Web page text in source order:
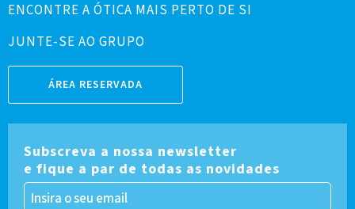
ENCONTRE A ÓTICA MAIS PERTO DE SI
JUNTE-SE AO GRUPO
ÁREA RESERVADA
Subscreva a nossa newsletter
e fique a par de todas as novidades